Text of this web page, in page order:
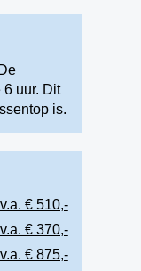
6 uur. Dit
is.
v.a. € 510,-
v.a. € 370,-
v.a. € 875,-